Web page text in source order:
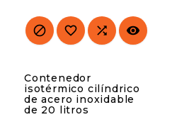
hoteles, buffet, etc.
   
Contenedor
isotérmico cilíndrico
de acero inoxidable
de 20 litros